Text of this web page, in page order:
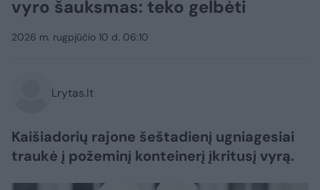
vyro šauksmas: teko gelbėti
2026 m. rugpjūčio 10 d. 06:10
Lrytas.lt
Kaišiadorių rajone šeštadienį ugniagesiai
traukė į požeminį konteinerį įkritusį vyrą.